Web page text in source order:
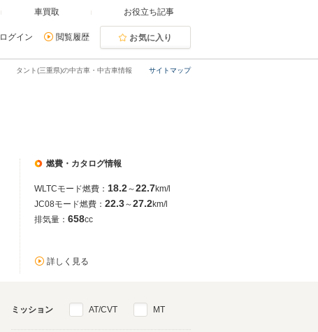
車買取 お役立ち記事
ログイン 閲覧履歴 お気に入り
サイトマップ
タント(三重県)の中古車・中古車情報
燃費・カタログ情報
WLTCモード燃費： 18.2～22.7km/l
JC08モード燃費： 22.3～27.2km/l
排気量： 658cc
詳しく見る
ミッション AT/CVT MT